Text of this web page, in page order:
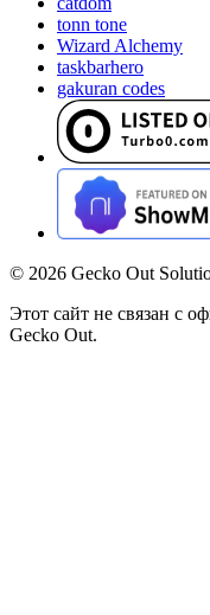
tonn tone
Wizard Alchemy
taskbarhero
gakuran codes
© 2026 Gecko Out
Этот сайт не связан с
Gecko Out.